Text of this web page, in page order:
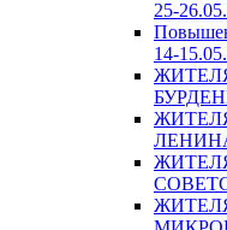
25-
14-